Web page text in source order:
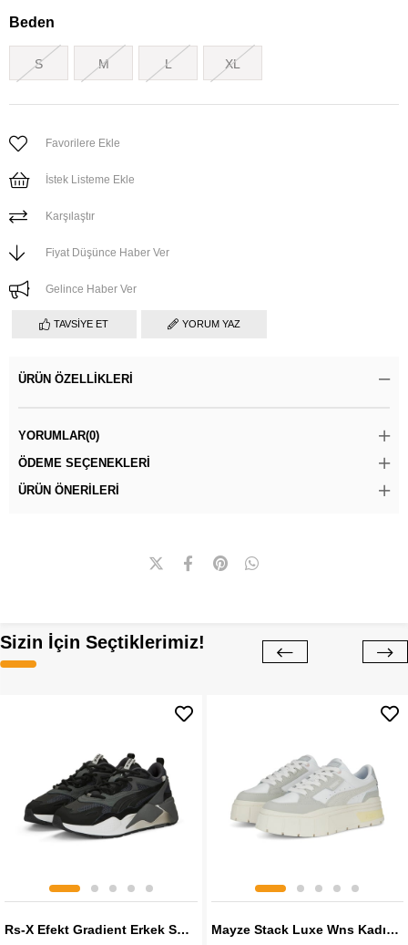
Beden
S M L XL
Favorilere Ekle
İstek Listeme Ekle
Karşılaştır
Fiyat Düşünce Haber Ver
Gelince Haber Ver
TAVSIYE ET YORUM YAZ
ÜRÜN ÖZELLIKLERI
YORUMLAR(0)
ÖDEME SEÇENEKLERI
ÜRÜN ÖNERILERI
Sizin İçin Seçtiklerimiz!
Rs-X Efekt Gradient Erkek Sneaker Mayze Stack Luxe Wns Kadın Sneaker